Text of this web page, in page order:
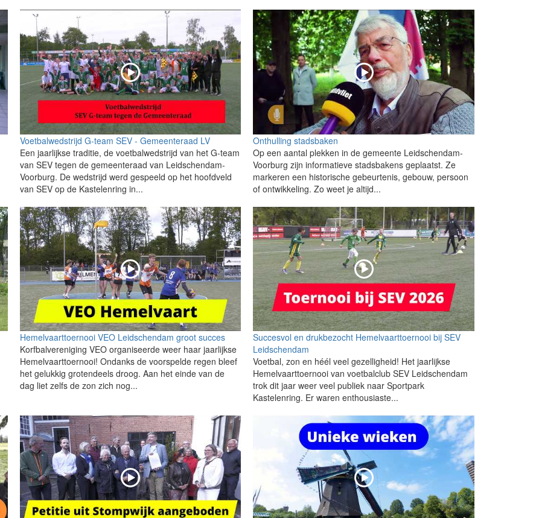
Voetbalwedstrijd G-team SEV - Gemeenteraad LV
Een jaarlijkse traditie, de voetbalwedstrijd van het G-team
van SEV tegen de gemeenteraad van Leidschendam-
Voorburg. De wedstrijd werd gespeeld op het hoofdveld
van SEV op de Kastelenring in...
Onthulling stadsbaken
Op een aantal plekken in de gemeente Leidschendam-
Voorburg zijn informatieve stadsbakens geplaatst. Ze
markeren een historische gebeurtenis, gebouw, persoon
of ontwikkeling. Zo weet je altijd...
Hemelvaarttoernooi VEO Leidschendam groot succes
Korfbalvereniging VEO organiseerde weer haar jaarlijkse
Hemelvaarttoernooi! Ondanks de voorspelde regen bleef
het gelukkig grotendeels droog. Aan het einde van de
dag liet zelfs de zon zich nog...
Succesvol en drukbezocht Hemelvaarttoernooi bij SEV
Leidschendam
Voetbal, zon en héél veel gezelligheid! Het jaarlijkse
Hemelvaarttoernooi van voetbalclub SEV Leidschendam
trok dit jaar weer veel publiek naar Sportpark
Kastelenring. Er waren enthousiaste...